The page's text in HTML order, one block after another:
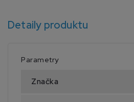
Detaily produktu
Parametry
Značka